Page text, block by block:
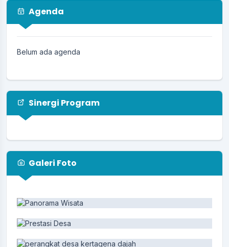
23 Juli 2025
PEMDES Kertagena Dajah menerima
11 Juli 2025
Agenda
Belum ada agenda
Sinergi Program
Galeri Foto